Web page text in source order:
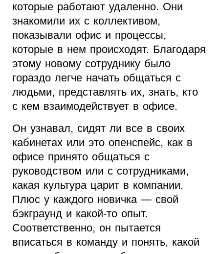
которые работают удаленно. Они
знакомили их с коллективом,
показывали офис и процессы,
которые в нем происходят. Благодаря
этому новому сотруднику было
гораздо легче начать общаться с
людьми, представлять их, знать, кто
с кем взаимодействует в офисе.
Он узнавал, сидят ли все в своих
кабинетах или это опенспейс, как в
офисе принято общаться с
руководством или с сотрудниками,
какая культура царит в компании.
Плюс у каждого новичка — свой
бэкграунд и какой-то опыт.
Соответственно, он пытается
вписаться в команду и понять, какой